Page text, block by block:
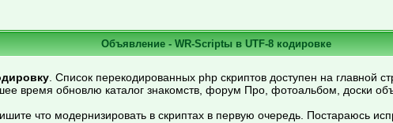
Объявление - WR-Scriptы в UTF-8 кодировке
. Список перекодированных php скриптов доступен на главной
время обновлю каталог знакомств, форум Про, фотоальбом, доски
что модернизировать в скриптах в первую очередь. Постараюсь